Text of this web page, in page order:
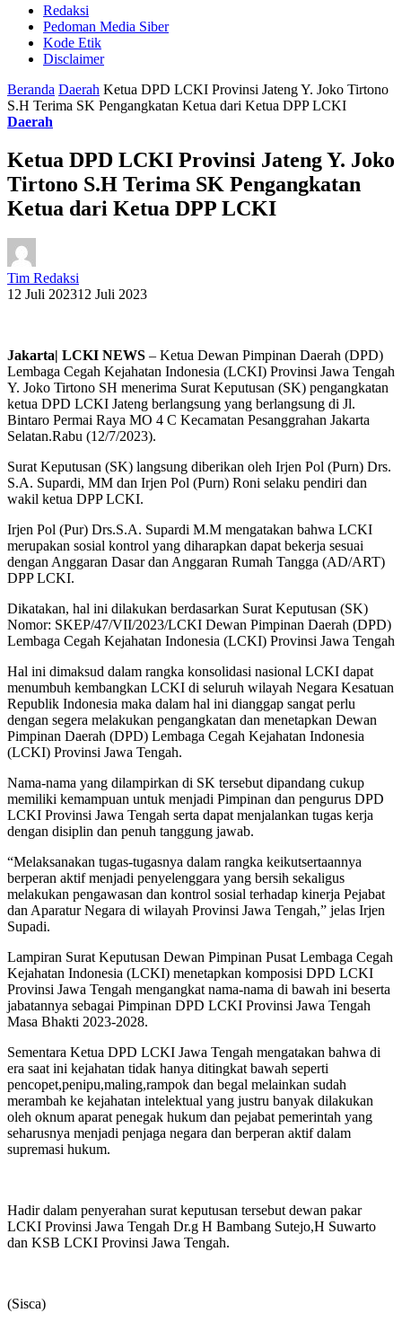
Redaksi
Pedoman Media Siber
Kode Etik
Disclaimer
Beranda Daerah Ketua DPD LCKI Provinsi Jateng Y. Joko Tirtono
S.H Terima SK Pengangkatan Ketua dari Ketua DPP LCKI
Daerah
Ketua DPD LCKI Provinsi Jateng Y. Joko
Tirtono S.H Terima SK Pengangkatan
Ketua dari Ketua DPP LCKI
Tim Redaksi
12 Juli 202312 Juli 2023
Jakarta| LCKI NEWS – Ketua Dewan Pimpinan Daerah (DPD)
Lembaga Cegah Kejahatan Indonesia (LCKI) Provinsi Jawa Tengah
Y. Joko Tirtono SH menerima Surat Keputusan (SK) pengangkatan
ketua DPD LCKI Jateng berlangsung yang berlangsung di Jl.
Bintaro Permai Raya MO 4 C Kecamatan Pesanggrahan Jakarta
Selatan.Rabu (12/7/2023).
Surat Keputusan (SK) langsung diberikan oleh Irjen Pol (Purn) Drs.
S.A. Supardi, MM dan Irjen Pol (Purn) Roni selaku pendiri dan
wakil ketua DPP LCKI.
Irjen Pol (Pur) Drs.S.A. Supardi M.M mengatakan bahwa LCKI
merupakan sosial kontrol yang diharapkan dapat bekerja sesuai
dengan Anggaran Dasar dan Anggaran Rumah Tangga (AD/ART)
DPP LCKI.
Dikatakan, hal ini dilakukan berdasarkan Surat Keputusan (SK)
Nomor: SKEP/47/VII/2023/LCKI Dewan Pimpinan Daerah (DPD)
Lembaga Cegah Kejahatan Indonesia (LCKI) Provinsi Jawa Tengah
Hal ini dimaksud dalam rangka konsolidasi nasional LCKI dapat
menumbuh kembangkan LCKI di seluruh wilayah Negara Kesatuan
Republik Indonesia maka dalam hal ini dianggap sangat perlu
dengan segera melakukan pengangkatan dan menetapkan Dewan
Pimpinan Daerah (DPD) Lembaga Cegah Kejahatan Indonesia
(LCKI) Provinsi Jawa Tengah.
Nama-nama yang dilampirkan di SK tersebut dipandang cukup
memiliki kemampuan untuk menjadi Pimpinan dan pengurus DPD
LCKI Provinsi Jawa Tengah serta dapat menjalankan tugas kerja
dengan disiplin dan penuh tanggung jawab.
“Melaksanakan tugas-tugasnya dalam rangka keikutsertaannya
berperan aktif menjadi penyelenggara yang bersih sekaligus
melakukan pengawasan dan kontrol sosial terhadap kinerja Pejabat
dan Aparatur Negara di wilayah Provinsi Jawa Tengah,” jelas Irjen
Supadi.
Lampiran Surat Keputusan Dewan Pimpinan Pusat Lembaga Cegah
Kejahatan Indonesia (LCKI) menetapkan komposisi DPD LCKI
Provinsi Jawa Tengah mengangkat nama-nama di bawah ini beserta
jabatannya sebagai Pimpinan DPD LCKI Provinsi Jawa Tengah
Masa Bhakti 2023-2028.
Sementara Ketua DPD LCKI Jawa Tengah mengatakan bahwa di
era saat ini kejahatan tidak hanya ditingkat bawah seperti
pencopet,penipu,maling,rampok dan begal melainkan sudah
merambah ke kejahatan intelektual yang justru banyak dilakukan
oleh oknum aparat penegak hukum dan pejabat pemerintah yang
seharusnya menjadi penjaga negara dan berperan aktif dalam
supremasi hukum.
Hadir dalam penyerahan surat keputusan tersebut dewan pakar
LCKI Provinsi Jawa Tengah Dr.g H Bambang Sutejo,H Suwarto
dan KSB LCKI Provinsi Jawa Tengah.
(Sisca)